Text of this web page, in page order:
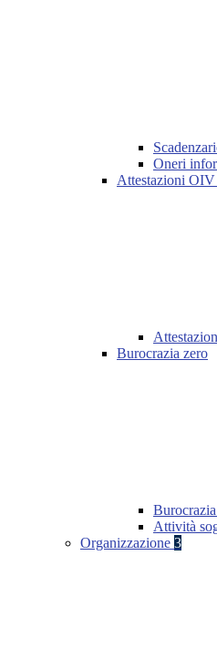
Oneri
Attestazioni OIV
Burocrazia zero
Attività
Organizzazione 3